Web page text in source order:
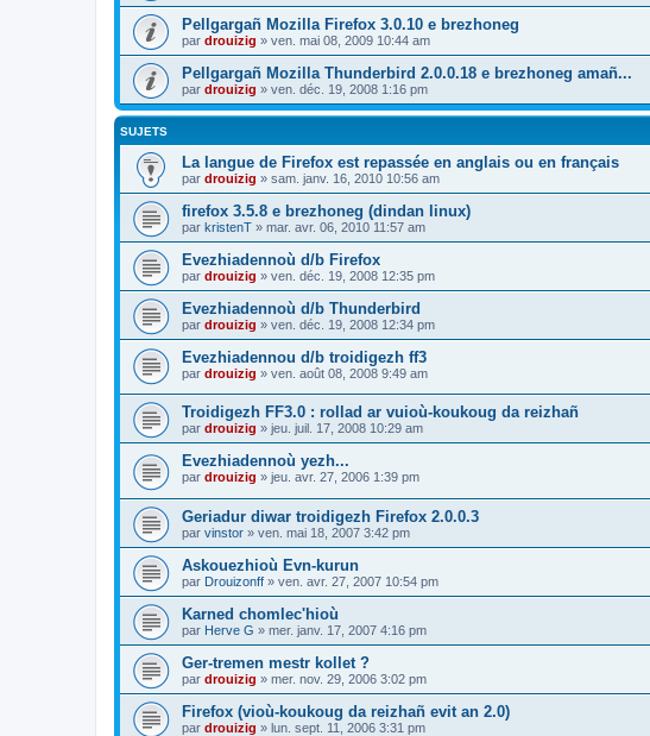
Pellgargañ Mozilla Firefox 3.0.10 e brezhoneg
par drouizig » ven. mai 08, 2009 10:44 am
Pellgargañ Mozilla Thunderbird 2.0.0.18 e brezhoneg amañ...
par drouizig » ven. déc. 19, 2008 1:16 pm
SUJETS
La langue de Firefox est repassée en anglais ou en français
par drouizig » sam. janv. 16, 2010 10:56 am
firefox 3.5.8 e brezhoneg (dindan linux)
par kristenT » mar. avr. 06, 2010 11:57 am
Evezhiadennoù d/b Firefox
par drouizig » ven. déc. 19, 2008 12:35 pm
Evezhiadennoù d/b Thunderbird
par drouizig » ven. déc. 19, 2008 12:34 pm
Evezhiadennou d/b troidigezh ff3
par drouizig » ven. août 08, 2008 9:49 am
Troidigezh FF3.0 : rollad ar vuioù-koukoug da reizhañ
par drouizig » jeu. juil. 17, 2008 10:29 am
Evezhiadennoù yezh...
par drouizig » jeu. avr. 27, 2006 1:39 pm
Geriadur diwar troidigezh Firefox 2.0.0.3
par vinstor » ven. mai 18, 2007 3:42 pm
Askouezhioù Evn-kurun
par Drouizonff » ven. avr. 27, 2007 10:54 pm
Karned chomlec'hioù
par Herve G » mer. janv. 17, 2007 4:16 pm
Ger-tremen mestr kollet ?
par drouizig » mer. nov. 29, 2006 3:02 pm
Firefox (vioù-koukoug da reizhañ evit an 2.0)
par drouizig » lun. sept. 11, 2006 3:31 pm